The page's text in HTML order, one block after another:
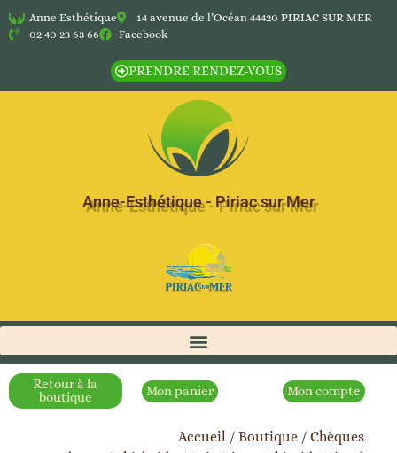
Anne Esthétique
14 avenue de l’Océan 44420 PIRIAC SUR MER
02 40 23 63 66
Facebook
PRENDRE RENDEZ-VOUS
Anne-Esthétique - Piriac sur Mer
Retour à la
boutique
Mon panier Mon compte
Accueil/ Boutique/ Chèques